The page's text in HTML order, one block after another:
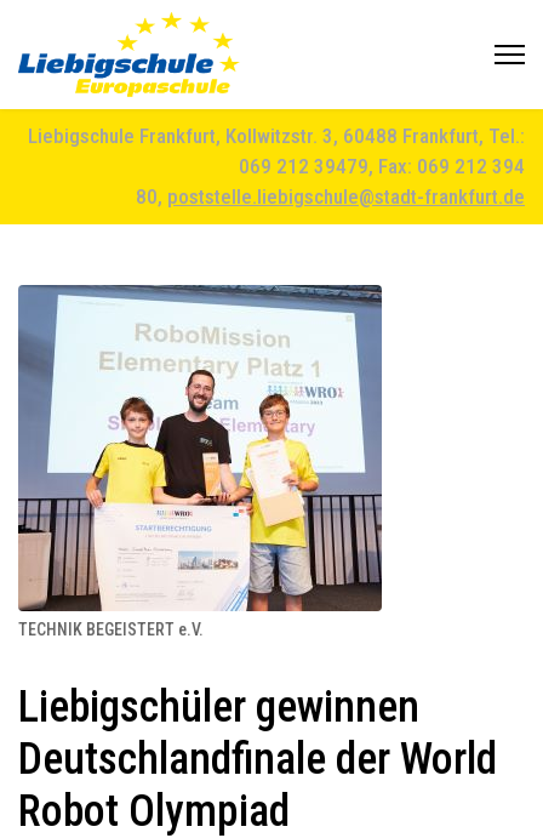
Liebigschule Frankfurt, Kollwitzstr. 3, 60488 Frankfurt, Tel.:
069 212 39479, Fax: 069 212 394
80, poststelle.liebigschule@stadt-frankfurt.de
TECHNIK BEGEISTERT e.V.
Liebigschüler gewinnen
Deutschlandfinale der World
Robot Olympiad